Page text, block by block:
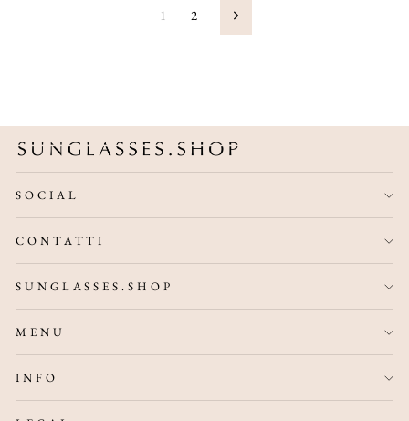
1 2 Successivo
SOCIAL
CONTATTI
SUNGLASSES.SHOP
MENU
INFO